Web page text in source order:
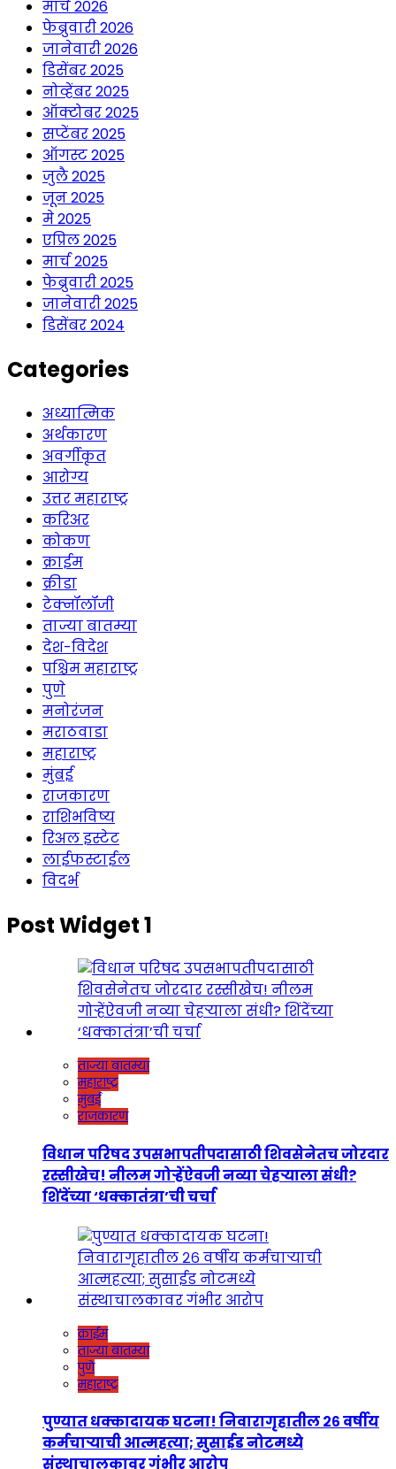
मार्च 2026
फेब्रुवारी 2026
जानेवारी 2026
डिसेंबर 2025
नोव्हेंबर 2025
ऑक्टोबर 2025
सप्टेंबर 2025
ऑगस्ट 2025
जुलै 2025
जून 2025
मे 2025
एप्रिल 2025
मार्च 2025
फेब्रुवारी 2025
जानेवारी 2025
डिसेंबर 2024
Categories
अध्यात्मिक
अर्थकारण
अवर्गीकृत
आरोग्य
उत्तर महाराष्ट्र
करिअर
कोकण
क्राईम
क्रीडा
टेक्नॉलॉजी
ताज्या बातम्या
देश-विदेश
पश्चिम महाराष्ट्र
पुणे
मनोरंजन
मराठवाडा
महाराष्ट्र
मुंबई
राजकारण
राशिभविष्य
रिअल इस्टेट
लाईफस्टाईल
विदर्भ
Post Widget 1
ताज्या बातम्या
महाराष्ट्र
मुंबई
राजकारण
विधान परिषद उपसभापतीपदासाठी शिवसेनेतच जोरदार
रस्सीखेच! नीलम गोऱ्हेंऐवजी नव्या चेहऱ्याला संधी?
शिंदेंच्या ‘धक्कातंत्रा’ची चर्चा
क्राईम
ताज्या बातम्या
पुणे
महाराष्ट्र
पुण्यात धक्कादायक घटना! निवारागृहातील २६ वर्षीय
कर्मचाऱ्याची आत्महत्या; सुसाईड नोटमध्ये
संस्थाचालकावर गंभीर आरोप